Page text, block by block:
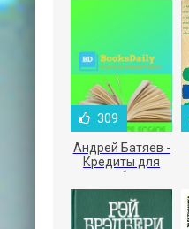
309
Андрей Батяев -
Кредиты для
малого бизнеса